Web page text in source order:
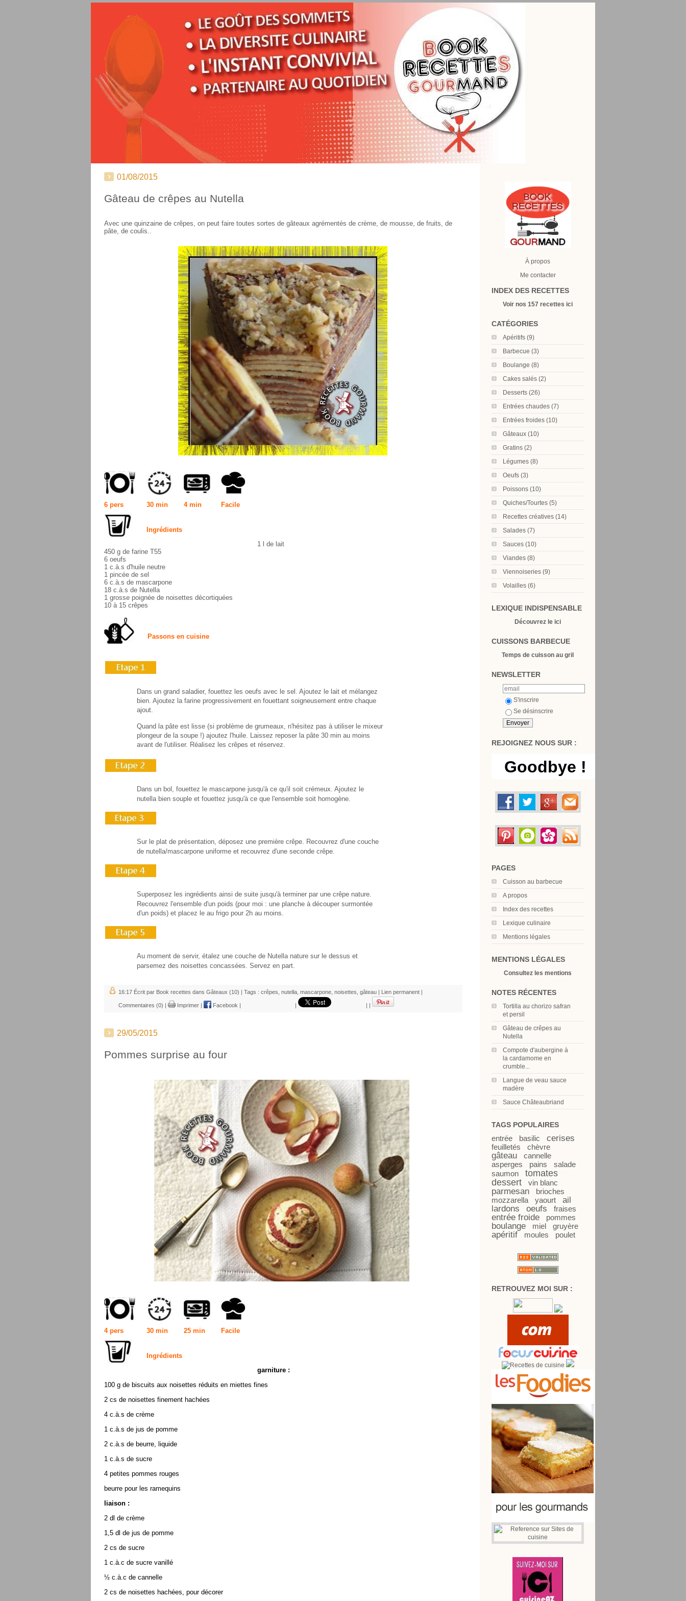
À propos
Me contacter
INDEX DES RECETTES
Voir nos 157 recettes ici
CATÉGORIES
Apéritifs (9)
Barbecue (3)
Boulange (8)
Cakes salés (2)
Desserts (26)
Entrées chaudes (7)
Entrées froides (10)
Gâteaux (10)
Gratins (2)
Légumes (8)
Oeufs (3)
Poissons (10)
Quiches/Tourtes (5)
Recettes créatives (14)
Salades (7)
Sauces (10)
Viandes (8)
Viennoiseries (9)
Volailles (6)
LEXIQUE INDISPENSABLE
Découvrez le ici
CUISSONS BARBECUE
Temps de cuisson au gril
NEWSLETTER
S'inscrire
Se désinscrire
REJOIGNEZ NOUS SUR :
PAGES
Cuisson au barbecue
A propos
Index des recettes
Lexique culinaire
Mentions légales
MENTIONS LÉGALES
Consultez les mentions
NOTES RÉCENTES
Tortilla au chorizo safran
et persil
Gâteau de crêpes au
Nutella
Compote d'aubergine à
la cardamome en
crumble...
Langue de veau sauce
madère
Sauce Châteaubriand
TAGS POPULAIRES
entrée basilic cerises
feuilletés chèvre
gâteau
cannelle
asperges
pains
salade
saumon
tomates
dessert
vin blanc
parmesan
brioches
mozzarella
yaourt
ail
lardons
oeufs fraises
entrée froide pommes
boulange miel gruyère
apéritif moules poulet
RETROUVEZ MOI SUR :
01/08/2015
Gâteau de crêpes au Nutella
Avec une quinzaine de crêpes, on peut faire toutes sortes de gâteaux agrémentés de crème, de mousse, de fruits, de
pâte, de coulis..
6 pers 30 min 4 min Facile
Ingrédients
1 l de lait
450 g de farine T55
6 oeufs
1 c.à.s d'huile neutre
1 pincée de sel
6 c.à.s de mascarpone
18 c.à.s de Nutella
1 grosse poignée de noisettes décortiquées
10 à 15 crêpes
Passons en cuisine
Dans un grand saladier, fouettez les oeufs avec le sel. Ajoutez le lait et mélangez
bien. Ajoutez la farine progressivement en fouettant soigneusement entre chaque
ajout.
Quand la pâte est lisse (si problème de grumeaux, n'hésitez pas à utiliser le mixeur
plongeur de la soupe !) ajoutez l'huile. Laissez reposer la pâte 30 min au moins
avant de l'utiliser. Réalisez les crêpes et réservez.
Dans un bol, fouettez le mascarpone jusqu'à ce qu'il soit crémeux. Ajoutez le
nutella bien souple et fouettez jusqu'à ce que l'ensemble soit homogène.
Sur le plat de présentation, déposez une première crêpe. Recouvrez d'une couche
de nutella/mascarpone uniforme et recouvrez d'une seconde crêpe.
Superposez les ingrédients ainsi de suite jusqu'à terminer par une crêpe nature.
Recouvrez l'ensemble d'un poids (pour moi : une planche à découper surmontée
d'un poids) et placez le au frigo pour 2h au moins.
Au moment de servir, étalez une couche de Nutella nature sur le dessus et
parsemez des noisettes concassées. Servez en part.
16:17 Écrit par Book recettes dans Gâteaux (10) | Tags : crêpes nutella mascarpone noisettes gâteau | Lien permanent |
Commentaires (0) | Imprimer | Facebook | | | |
29/05/2015
Pommes surprise au four
4 pers 30 min 25 min Facile
Ingrédients
garniture :
100 g de biscuits aux noisettes réduits en miettes fines
2 cs de noisettes finement hachées
4 c.à.s de crème
1 c.à.s de jus de pomme
2 c.à.s de beurre, liquide
1 c.à.s de sucre
4 petites pommes rouges
beurre pour les ramequins
liaison :
2 dl de crème
1,5 dl de jus de pomme
2 cs de sucre
1 c.à.c de sucre vanillé
½ c.à.c de cannelle
2 cs de noisettes hachées, pour décorer